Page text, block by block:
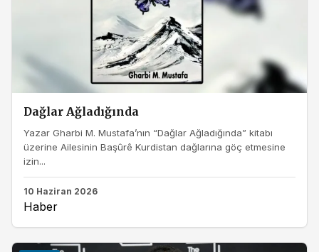
Dağlar Ağladığında
Yazar Gharbi M. Mustafa’nın “Dağlar Ağladığında” kitabı
üzerine Ailesinin Başûrê Kurdistan dağlarına göç etmesine
izin...
10 Haziran 2026
Haber